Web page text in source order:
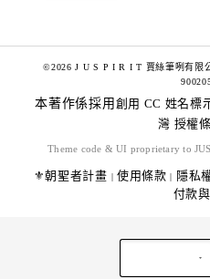
©2026 J U S P I R I T 賈絲筆咧有限
本著作係採用 創用 CC 姓名標
灣 授權
Theme code & UI proprietary to
⚜️朝聖者計畫 | 使用條款 | 隱私
付款